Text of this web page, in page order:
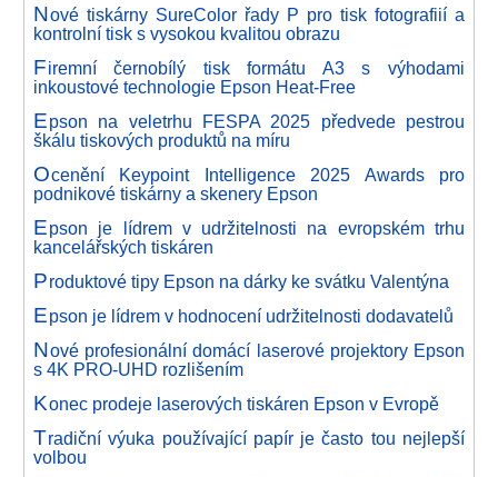
Nové tiskárny SureColor řady P pro tisk fotografiií a
kontrolní tisk s vysokou kvalitou obrazu
Firemní černobílý tisk formátu A3 s výhodami
inkoustové technologie Epson Heat-Free
Epson na veletrhu FESPA 2025 předvede pestrou
škálu tiskových produktů na míru
Ocenění Keypoint Intelligence 2025 Awards pro
podnikové tiskárny a skenery Epson
Epson je lídrem v udržitelnosti na evropském trhu
kancelářských tiskáren
Produktové tipy Epson na dárky ke svátku Valentýna
Epson je lídrem v hodnocení udržitelnosti dodavatelů
Nové profesionální domácí laserové projektory Epson
s 4K PRO-UHD rozlišením
Konec prodeje laserových tiskáren Epson v Evropě
Tradiční výuka používající papír je často tou nejlepší
volbou